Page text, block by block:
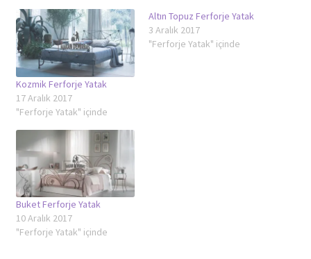
Kozmik Ferforje Yatak
17 Aralık 2017
"Ferforje Yatak" içinde
Altın Topuz Ferforje Yatak
3 Aralık 2017
"Ferforje Yatak" içinde
Buket Ferforje Yatak
10 Aralık 2017
"Ferforje Yatak" içinde